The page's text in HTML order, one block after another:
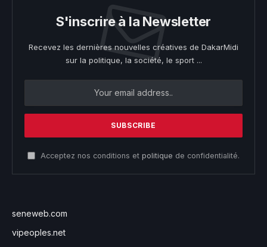
S'inscrire à la Newsletter
Recevez les dernières nouvelles créatives de DakarMidi
sur la politique, la société, le sport ...
Acceptez nos conditions et politique de confidentialité.
seneweb.com
vipeoples.net